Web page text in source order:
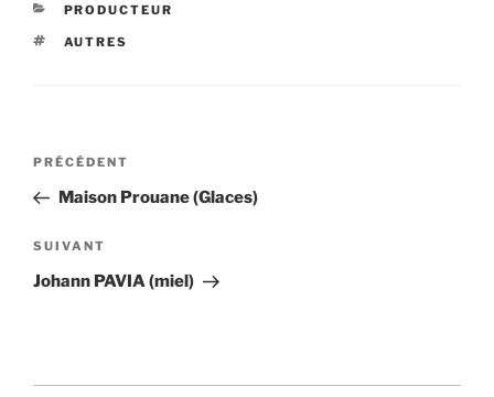
CATÉGORIES
PRODUCTEUR
ÉTIQUETTES
AUTRES
Navigation
l’article
Article
précédent
PRÉCÉDENT
Maison Prouane (Glaces)
Article
suivant
SUIVANT
Johann PAVIA (miel)